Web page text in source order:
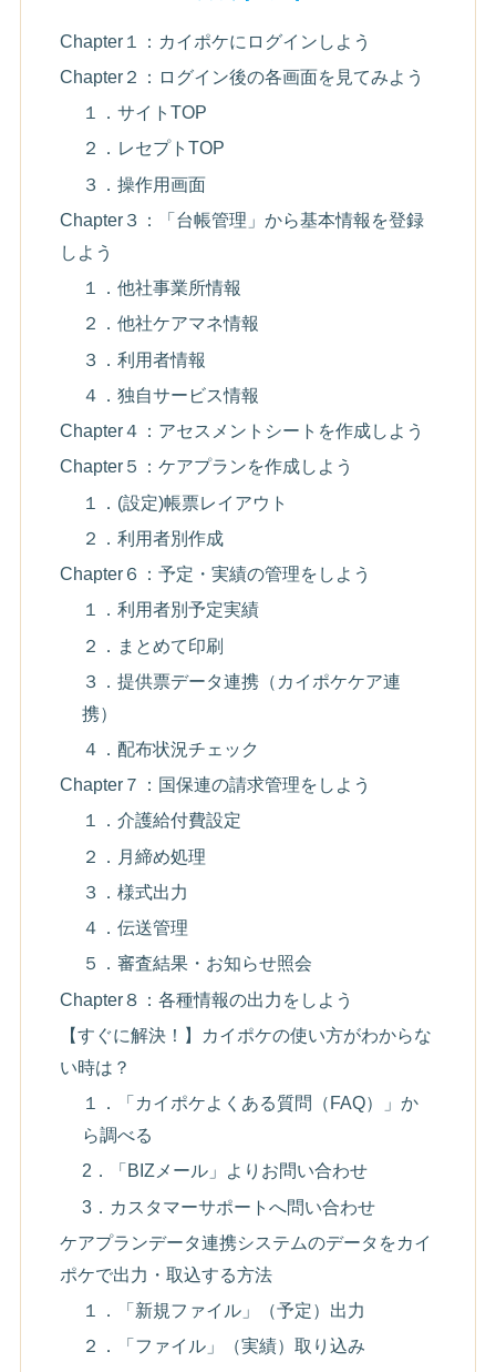
Chapter１：カイポケにログインしよう
Chapter２：ログイン後の各画面を見てみよう
１．サイトTOP
２．レセプトTOP
３．操作用画面
Chapter３：「台帳管理」から基本情報を登録
しよう
１．他社事業所情報
２．他社ケアマネ情報
３．利用者情報
４．独自サービス情報
Chapter４：アセスメントシートを作成しよう
Chapter５：ケアプランを作成しよう
１．(設定)帳票レイアウト
２．利用者別作成
Chapter６：予定・実績の管理をしよう
１．利用者別予定実績
２．まとめて印刷
３．提供票データ連携（カイポケケア連
携）
４．配布状況チェック
Chapter７：国保連の請求管理をしよう
１．介護給付費設定
２．月締め処理
３．様式出力
４．伝送管理
５．審査結果・お知らせ照会
Chapter８：各種情報の出力をしよう
【すぐに解決！】カイポケの使い方がわからな
い時は？
１．「カイポケよくある質問（FAQ）」か
ら調べる
2．「BIZメール」よりお問い合わせ
3．カスタマーサポートへ問い合わせ
ケアプランデータ連携システムのデータをカイ
ポケで出力・取込する方法
１．「新規ファイル」（予定）出力
２．「ファイル」（実績）取り込み